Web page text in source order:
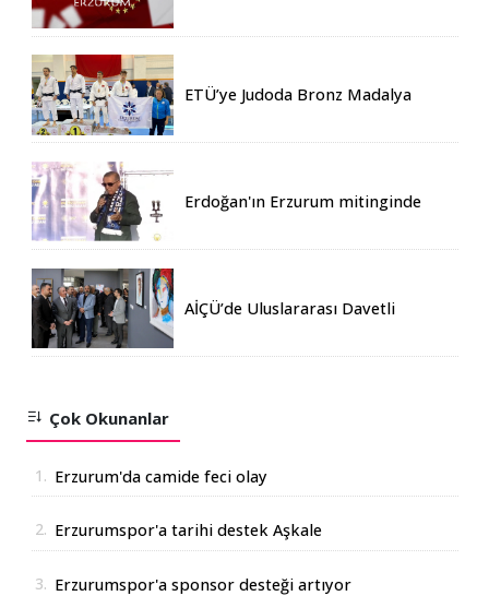
ETÜ’ye Judoda Bronz Madalya
Erdoğan'ın Erzurum mitinginde
AİÇÜ’de Uluslararası Davetli
Çok Okunanlar
1. Erzurum'da camide feci olay
2. Erzurumspor'a tarihi destek Aşkale
3. Erzurumspor'a sponsor desteği artıyor